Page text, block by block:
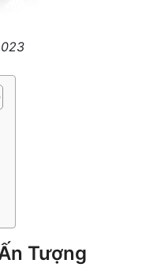
Tượng